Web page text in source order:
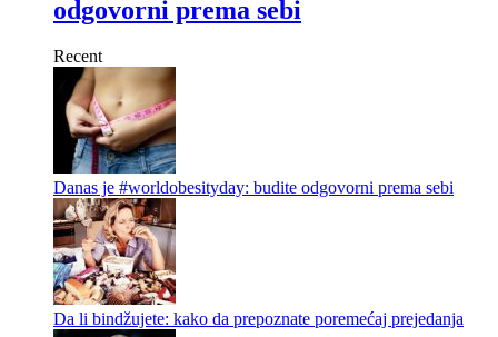
odgovorni prema sebi
Recent
Danas je #worldobesityday: budite odgovorni prema sebi
Da li bindžujete: kako da prepoznate poremećaj prejedanja